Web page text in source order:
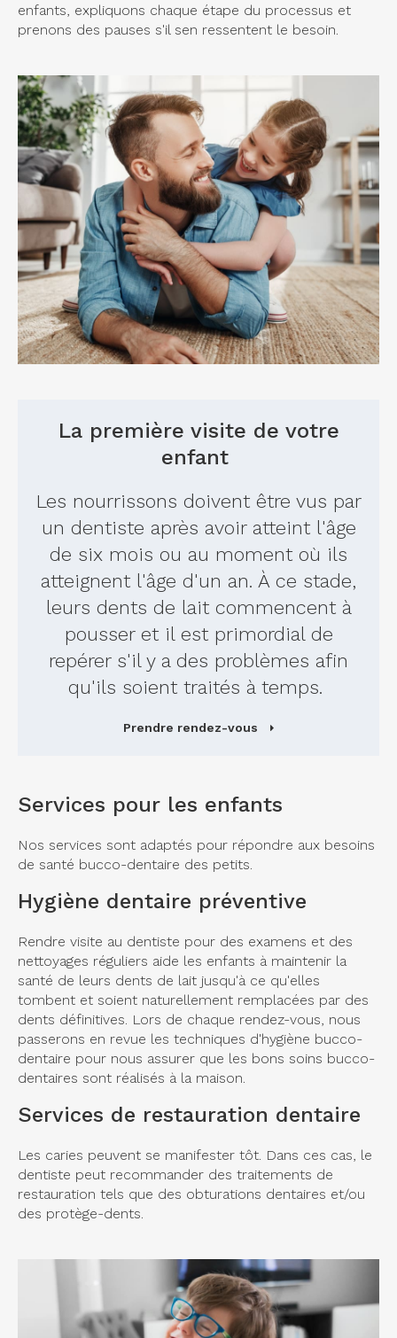
enfants, expliquons chaque étape du processus et
prenons des pauses s'il sen ressentent le besoin.
La première visite de votre
enfant
Les nourrissons doivent être vus par
un dentiste après avoir atteint l'âge
de six mois ou au moment où ils
atteignent l'âge d'un an. À ce stade,
leurs dents de lait commencent à
pousser et il est primordial de
repérer s'il y a des problèmes afin
qu'ils soient traités à temps.
Prendre rendez-vous
Services pour les enfants
Nos services sont adaptés pour répondre aux besoins
de santé bucco-dentaire des petits.
Hygiène dentaire préventive
Rendre visite au dentiste pour des examens et des
nettoyages réguliers aide les enfants à maintenir la
santé de leurs dents de lait jusqu'à ce qu'elles
tombent et soient naturellement remplacées par des
dents définitives. Lors de chaque rendez-vous, nous
passerons en revue les techniques d'hygiène bucco-
dentaire pour nous assurer que les bons soins bucco-
dentaires sont réalisés à la maison.
Services de restauration dentaire
Les caries peuvent se manifester tôt. Dans ces cas, le
dentiste peut recommander des traitements de
restauration tels que des obturations dentaires et/ou
des protège-dents.